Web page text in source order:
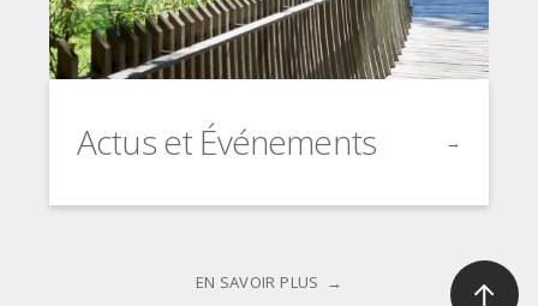
Actus et Événements →
EN SAVOIR PLUS Click to go